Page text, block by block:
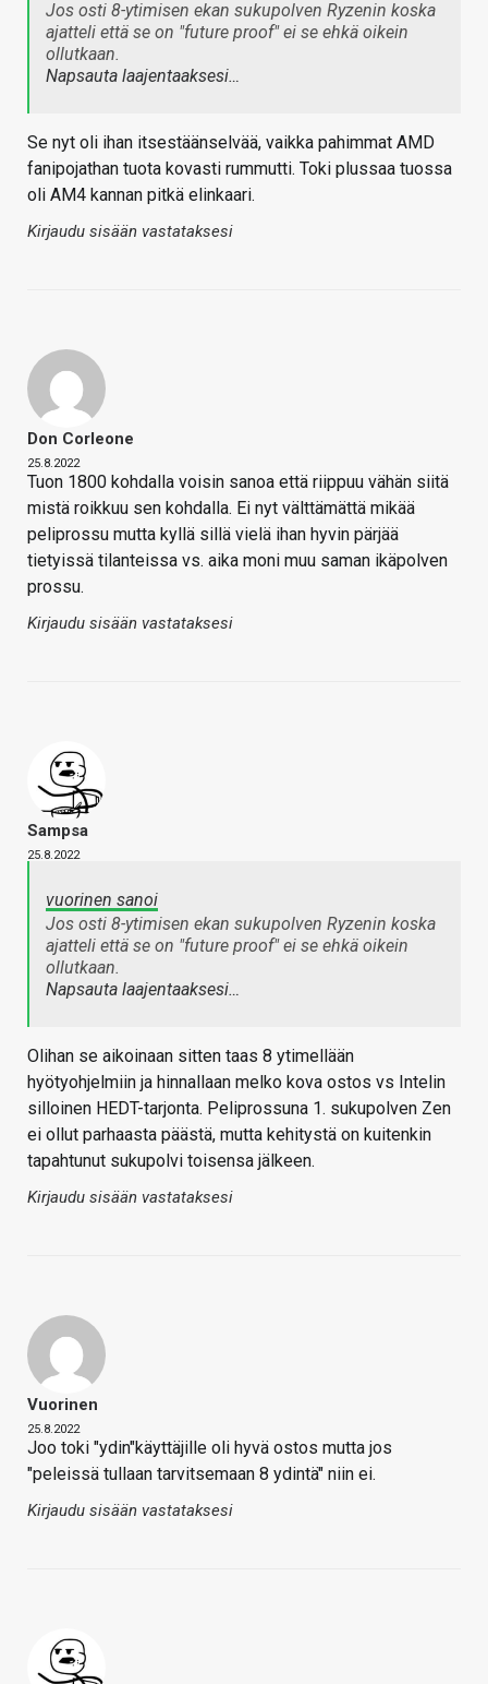
Jos osti 8-ytimisen ekan sukupolven Ryzenin koska
ajatteli että se on "future proof" ei se ehkä oikein
ollutkaan.
Napsauta laajentaaksesi…
Se nyt oli ihan itsestäänselvää, vaikka pahimmat AMD
fanipojathan tuota kovasti rummutti. Toki plussaa tuossa
oli AM4 kannan pitkä elinkaari.
Kirjaudu sisään vastataksesi
Don Corleone
25.8.2022
Tuon 1800 kohdalla voisin sanoa että riippuu vähän siitä
mistä roikkuu sen kohdalla. Ei nyt välttämättä mikää
peliprossu mutta kyllä sillä vielä ihan hyvin pärjää
tietyissä tilanteissa vs. aika moni muu saman ikäpolven
prossu.
Kirjaudu sisään vastataksesi
Sampsa
25.8.2022
vuorinen sanoi
Jos osti 8-ytimisen ekan sukupolven Ryzenin koska
ajatteli että se on "future proof" ei se ehkä oikein
ollutkaan.
Napsauta laajentaaksesi…
Olihan se aikoinaan sitten taas 8 ytimellään
hyötyohjelmiin ja hinnallaan melko kova ostos vs Intelin
silloinen HEDT-tarjonta. Peliprossuna 1. sukupolven Zen
ei ollut parhaasta päästä, mutta kehitystä on kuitenkin
tapahtunut sukupolvi toisensa jälkeen.
Kirjaudu sisään vastataksesi
Vuorinen
25.8.2022
Joo toki "ydin"käyttäjille oli hyvä ostos mutta jos
"peleissä tullaan tarvitsemaan 8 ydintä" niin ei.
Kirjaudu sisään vastataksesi